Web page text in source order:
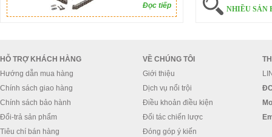
Đọc tiếp
NHIỀU SẢN
HỖ TRỢ KHÁCH HÀNG
Hướng dẫn mua hàng
Chính sách giao hàng
Chính sách bảo hành
Đổi-trả sản phẩm
Tiêu chí bán hàng
VỀ CHÚNG TÔI
Giới thiệu
Dịch vụ nổi trội
Điều khoản điều kiện
Đối tác chiến lược
Đóng góp ý kiến